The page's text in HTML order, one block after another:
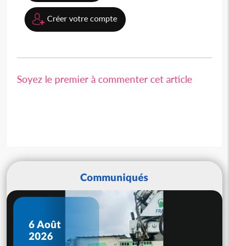
Créer votre compte
Soyez le premier à commenter cet article
Communiqués
6 Août
2026